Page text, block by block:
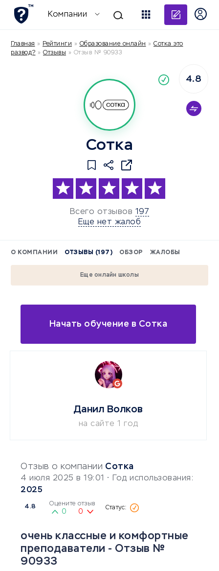
Компании
Главная » Рейтинги » Образование онлайн » Сотка это
развод? » Отзывы » Отзыв № 90933
Сотка
Всего отзывов 197
Еще нет жалоб
4.8
О КОМПАНИИ ОТЗЫВЫ (197) ОБЗОР ЖАЛОБЫ
Еще онлайн школы
Начать обучение в Сотка
Отзыв о компании Сотка
4 июля 2025 в 19:01 • Год использования:
2025
4.8 Оцените отзыв
0 0
очень классные и комфортные
преподаватели - Отзыв №
90933
Данил Волков
на сайте 1 год